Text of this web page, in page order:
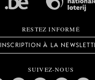
RESTEZ INFORMÉ
INSCRIPTION À LA
SUIVEZ-NOUS